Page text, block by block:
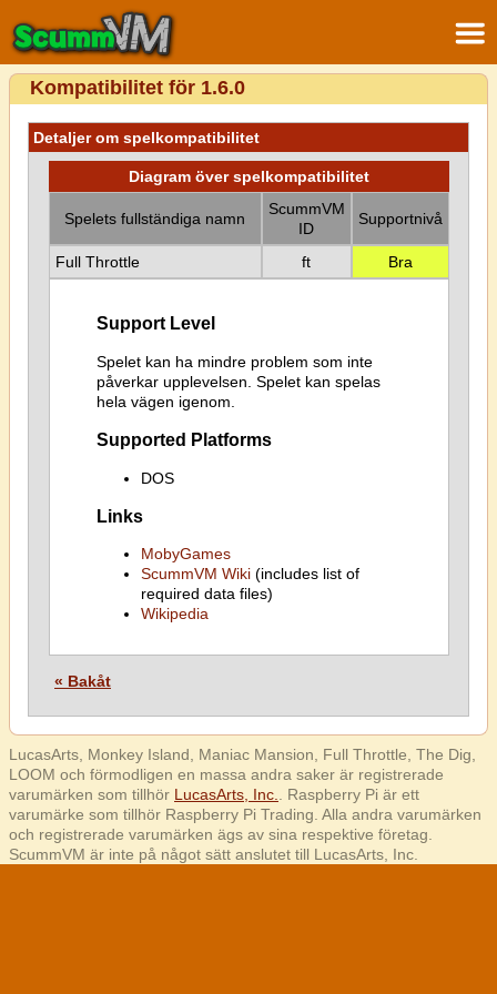
Kompatibilitet för 1.6.0
Detaljer om spelkompatibilitet
Diagram över spelkompatibilitet
Spelets fullständiga namn
ScummVM
ID
Supportnivå
Full Throttle ft Bra
Support Level
Spelet kan ha mindre problem som inte
påverkar upplevelsen. Spelet kan spelas
hela vägen igenom.
Supported Platforms
DOS
Links
MobyGames
ScummVM Wiki(includes list of
required data files)
Wikipedia
« Bakåt
LucasArts, Monkey Island, Maniac Mansion, Full Throttle, The Dig,
LOOM och förmodligen en massa andra saker är registrerade
varumärken som tillhör LucasArts, Inc.
. Raspberry Pi är ett
varumärke som tillhör Raspberry Pi Trading. Alla andra varumärken
och registrerade varumärken ägs av sina respektive företag.
ScummVM är inte på något sätt anslutet till LucasArts, Inc.